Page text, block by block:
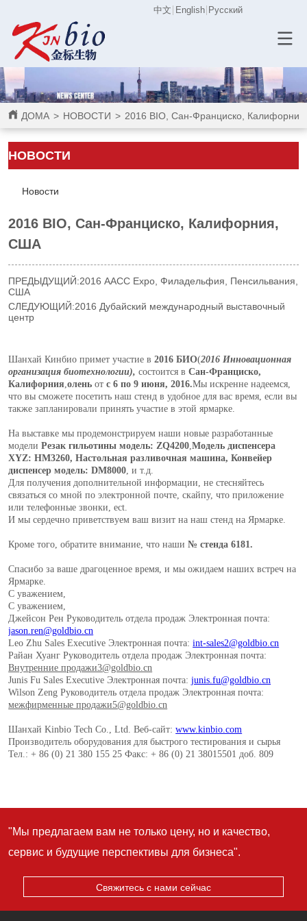
中文 English Русский
ДОМА > НОВОСТИ > 2016 BIO, Сан-Франциско,
НОВОСТИ
Новости
2016 BIO, Сан-Франциско, Калифорния,
США
ПРЕДЫДУЩИЙ:2016 AACC Expo, Филадельфия, Пенсильвания,
США
СЛЕДУЮЩИЙ:2016 Дубайский международный выставочный
центр
"Мы предлагаем вам не только цену, но и качество,
сервис и будущие перспективы для бизнеса".
Свяжитесь с нами сейчас